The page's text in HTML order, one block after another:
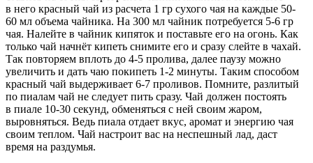
в него красный чай из расчета 1 гр сухого чая на каждые 50-
60 мл объема чайника. На 300 мл чайник потребуется 5-6 гр
чая. Налейте в чайник кипяток и поставьте его на огонь. Как
только чай начнёт кипеть снимите его и сразу слейте в чахай.
Так повторяем вплоть до 4-5 пролива, далее паузу можно
увеличить и дать чаю покипеть 1-2 минуты. Таким способом
красный чай выдерживает 6-7 проливов. Помните, разлитый
по пиалам чай не следует пить сразу. Чай должен постоять
в пиале 10-30 секунд, обменяться с ней своим жаром,
выровняться. Ведь пиала отдает вкус, аромат и энергию чая
своим теплом. Чай настроит вас на неспешный лад, даст
время на раздумья.